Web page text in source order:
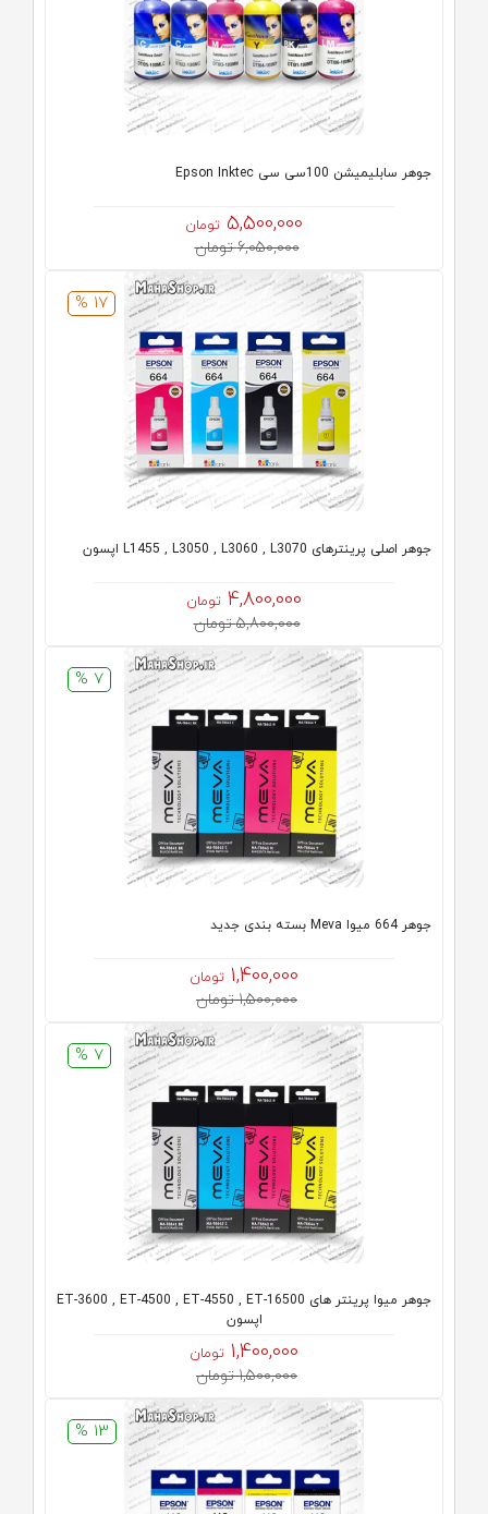
جوهر سابلیمیشن 100سی سی Epson Inktec
5,500,000 تومان
6,050,000 تومان
17 %
جوهر اصلی پرینترهای L1455 , L3050 , L3060 , L3070 اپسون
4,800,000 تومان
5,800,000 تومان
7 %
جوهر 664 میوا Meva بسته بندی جدید
1,400,000 تومان
1,500,000 تومان
7 %
جوهر میوا پرینتر های ET-3600 , ET-4500 , ET-4550 , ET-16500
اپسون
1,400,000 تومان
1,500,000 تومان
13 %